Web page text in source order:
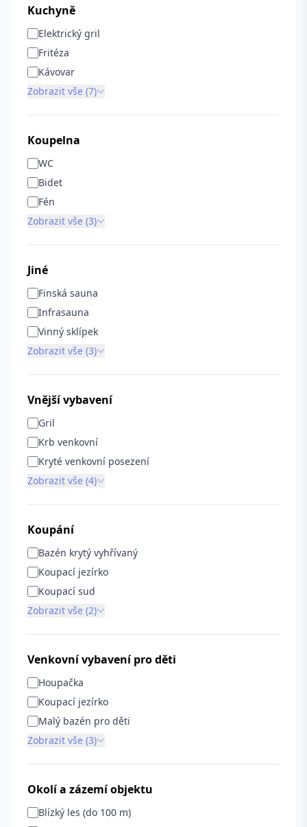
Kuchyně
Elektrický gril
Fritéza
Kávovar
Zobrazit vše (7)
Koupelna
WC
Bidet
Fén
Zobrazit vše (3)
Jiné
Finská sauna
Infrasauna
Vinný sklípek
Zobrazit vše (3)
Vnější vybavení
Gril
Krb venkovní
Kryté venkovní posezení
Zobrazit vše (4)
Koupání
Bazén krytý vyhřívaný
Koupací jezírko
Koupací sud
Zobrazit vše (2)
Venkovní vybavení pro děti
Houpačka
Koupací jezírko
Malý bazén pro děti
Zobrazit vše (3)
Okolí a zázemí objektu
Blízký les (do 100 m)